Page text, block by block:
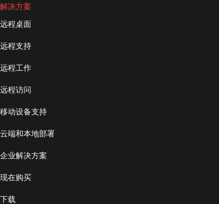
解决方案
远程桌面
远程支持
远程工作
远程访问
移动设备支持
云端和本地部署
企业解决方案
现在购买
下载